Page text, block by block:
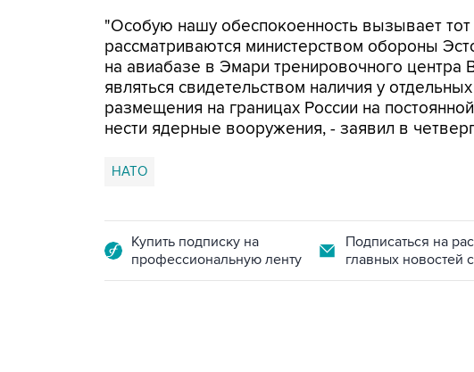
"Особую нашу обеспокоенность вызывает
рассматриваются министерством обороны
на авиабазе в Эмари тренировочного
являться свидетельством наличия у
размещения на границах России на
нести ядерные вооружения, - заявил в
НАТО
Купить подписку на
профессиональную ленту
Подписаться на
главных новостей